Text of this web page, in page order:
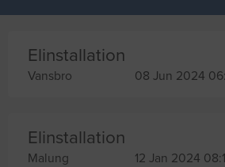
Elinstallation
Vansbro 08 Jun 2024
Elinstallation
Malung 12 Jan 2024